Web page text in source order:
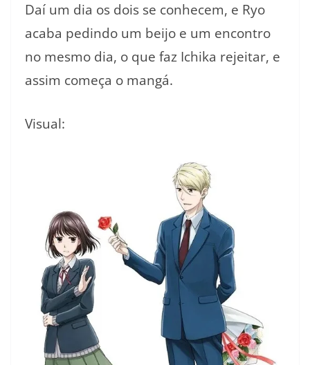
Daí um dia os dois se conhecem, e Ryo
acaba pedindo um beijo e um encontro
no mesmo dia, o que faz Ichika rejeitar, e
assim começa o mangá.
Visual: